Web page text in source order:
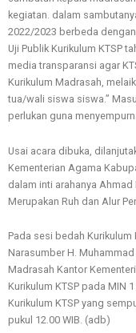
kegiatan. dalam
2022/2023 berbeda
Uji Publik Kurikulum KTSP
media transparansi agar
Kurikulum Madrasah,
tua/wali siswa siswa.”
perlukan guna
Usai acara dibuka,
Kementerian Agama
dalam inti arahanya
Merupakan Ruh dan Alur
Pada sesi bedah Kurikulum
Narasumber H.
Madrasah Kantor
Kurikulum KTSP pada MIN
Kurikulum KTSP yang
pukul 12.00 WIB. (adb)